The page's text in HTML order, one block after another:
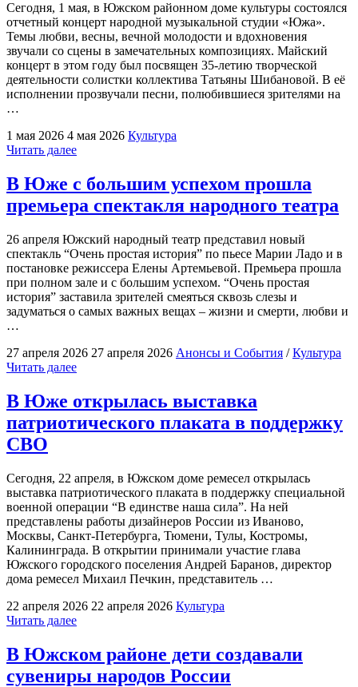
царевен”"
Сегодня, 1 мая, в Южском районном доме культуры состоялся
отчетный концерт народной музыкальной студии «Южа».
Темы любви, весны, вечной молодости и вдохновения
звучали со сцены в замечательных композициях. Майский
концерт в этом году был посвящен 35-летию творческой
деятельности солистки коллектива Татьяны Шибановой. В её
исполнении прозвучали песни, полюбившиеся зрителями на
…
1 мая 2026 4 мая 2026 Культура
Читать далее"В
весны
и
труда
отчетный
концерт
музыкальной
студии
“Южа”"
В Юже с большим успехом прошла
премьера спектакля народного театра
26 апреля Южский народный театр представил новый
спектакль “Очень простая история” по пьесе Марии Ладо и в
постановке режиссера Елены Артемьевой. Премьера прошла
при полном зале и с большим успехом. “Очень простая
история” заставила зрителей смеяться сквозь слезы и
задуматься о самых важных вещах – жизни и смерти, любви и
…
27 апреля 2026 27 апреля 2026 Анонсы и События /Культура
Читать далее"В
большим
успехом
народного
театра"
В Юже открылась выставка
патриотического плаката в поддержку
СВО
Сегодня, 22 апреля, в Южском доме ремесел открылась
выставка патриотического плаката в поддержку специальной
военной операции “В единстве наша сила”. На ней
представлены работы дизайнеров России из Иваново,
Москвы, Санкт-Петербурга, Тюмени, Тулы, Костромы,
Калининграда. В открытии принимали участие глава
Южского городского поселения Андрей Баранов, директор
дома ремесел Михаил Печкин, представитель …
22 апреля 2026 22 апреля 2026 Культура
Читать далее"В
открылась
выставка
патриотического
В Южском районе дети создавали
сувениры народов России